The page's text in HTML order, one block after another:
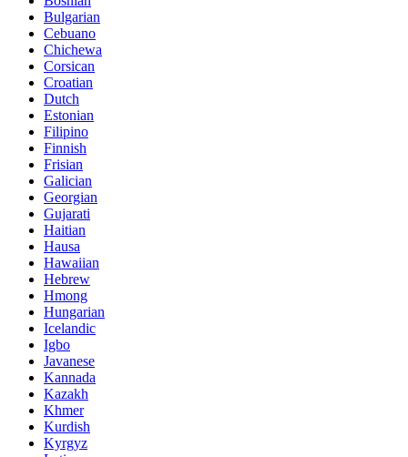
Bulgarian
Cebuano
Chichewa
Corsican
Croatian
Dutch
Estonian
Filipino
Finnish
Frisian
Galician
Georgian
Gujarati
Haitian
Hausa
Hawaiian
Hebrew
Hmong
Hungarian
Icelandic
Igbo
Javanese
Kannada
Kazakh
Khmer
Kurdish
Kyrgyz